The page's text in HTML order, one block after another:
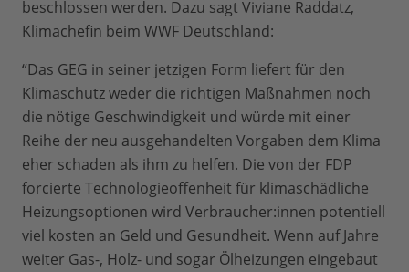
beschlossen werden. Dazu sagt Viviane Raddatz,
Klimachefin beim WWF Deutschland:
“Das GEG in seiner jetzigen Form liefert für den
Klimaschutz weder die richtigen Maßnahmen noch
die nötige Geschwindigkeit und würde mit einer
Reihe der neu ausgehandelten Vorgaben dem Klima
eher schaden als ihm zu helfen. Die von der FDP
forcierte Technologieoffenheit für klimaschädliche
Heizungsoptionen wird Verbraucher:innen potentiell
viel kosten an Geld und Gesundheit. Wenn auf Jahre
weiter Gas-, Holz- und sogar Ölheizungen eingebaut